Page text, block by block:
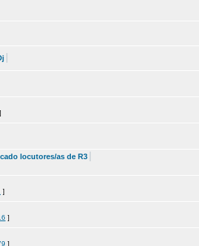
]
locutores/as de R3
]
]
]